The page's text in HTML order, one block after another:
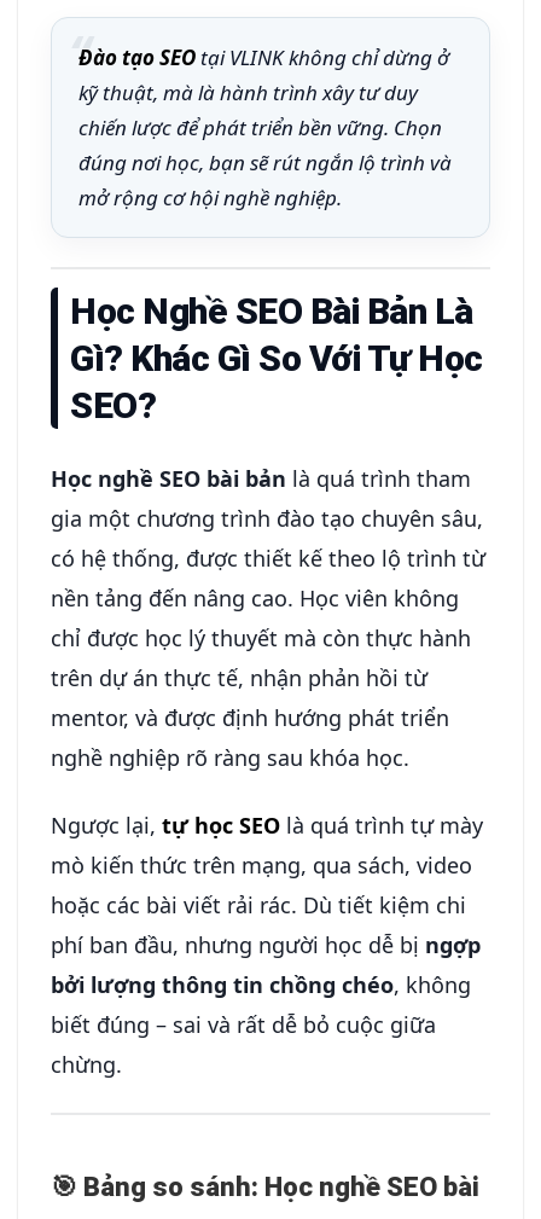
Đào tạo SEO tại VLINK không chỉ dừng ở
kỹ thuật, mà là hành trình xây tư duy
chiến lược để phát triển bền vững. Chọn
đúng nơi học, bạn sẽ rút ngắn lộ trình và
mở rộng cơ hội nghề nghiệp.
Học Nghề SEO Bài Bản Là
Gì? Khác Gì So Với Tự Học
SEO?
Học nghề SEO bài bản là quá trình tham
gia một chương trình đào tạo chuyên sâu,
có hệ thống, được thiết kế theo lộ trình từ
nền tảng đến nâng cao. Học viên không
chỉ được học lý thuyết mà còn thực hành
trên dự án thực tế, nhận phản hồi từ
mentor, và được định hướng phát triển
nghề nghiệp rõ ràng sau khóa học.
Ngược lại, tự học SEO là quá trình tự mày
mò kiến thức trên mạng, qua sách, video
hoặc các bài viết rải rác. Dù tiết kiệm chi
phí ban đầu, nhưng người học dễ bị ngợp
bởi lượng thông tin chồng chéo, không
biết đúng – sai và rất dễ bỏ cuộc giữa
chừng.
🎯 Bảng so sánh: Học nghề SEO bài